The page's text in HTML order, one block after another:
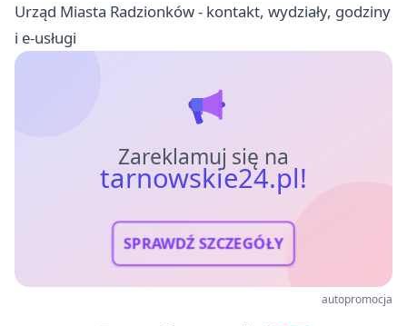
Urząd Miasta Radzionków - kontakt, wydziały, godziny
i e-usługi
Zareklamuj się na
tarnowskie24.pl!
SPRAWDŹ SZCZEGÓŁY
autopromocja